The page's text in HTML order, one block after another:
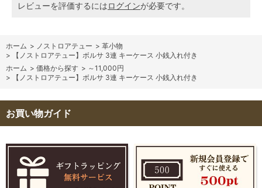
レビューを評価するにはログインが必要です。
ホーム > ノストロアテュー > 革小物
>
【ノストロアテュー】ボルサ 3連 キーケース 小銭入れ付き
ホーム > 価格から探す > ～11,000円
>
【ノストロアテュー】ボルサ 3連 キーケース 小銭入れ付き
お買い物ガイド